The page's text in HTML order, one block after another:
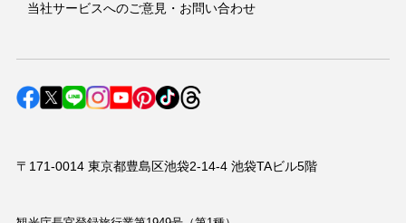
〒171-0014 東京都豊島区池袋2-14-4 池袋TAビル5階
当社サービスへのご意見・お問い合わせ